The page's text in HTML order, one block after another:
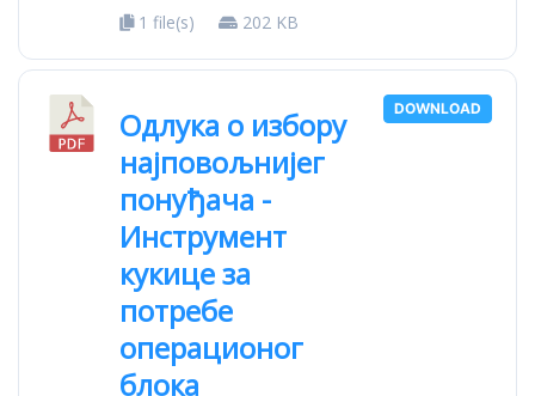
1 file(s) 202 KB
Одлука о избору
најповољнијег
понуђача -
Инструмент
кукице за
потребе
операционог
блока
DOWNLOAD